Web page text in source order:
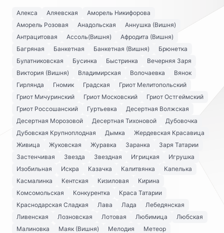
Алекса Аляевская
Аморель Никифорова
Аморель Розовая
Анадольская
Аннушка (Вишня)
Антрацитовая
Ассоль(Вишня)
Афродита (Вишня)
Багряная
Банкетная Банкетная (Вишня)
Брюнетка
Булатниковская
Бусинка Быстринка
Вечерняя Заря
Виктория (Вишня)
Владимирская Волочаевка
Вянок
Гирлянда
Гномик Градская
Гриот Мелитопольский
Гриот Мичуринский
Гриот Московский
Гриот Остгеймский
Гриот Россошанский
Гуртьевка
Десертная Волжская
Десертная Морозовой
Десертная Тихоновой
Дубовочка
Дубовская Крупноплодная
Дымка
Жердевская Красавица
Живица
Жуковская Журавка Заранка
Заря Татарии
Застенчивая
Звезда Звездная Игрицкая
Игрушка
Изобильная
Искра Казачка Калитвянка
Капелька
Касмалинка
Кентская Кизиловая
Кирина
Комсомольская
Конкурентка
Краса Татарии
Краснодарская Сладкая
Лава Лада
Лебедянская
Ливенская
Лозновская Лотовая Любимица
Любская
Малиновка
Маяк (Вишня) Мелодия
Метеор